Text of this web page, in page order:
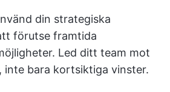
din strategiska
förutse framtida
Led ditt team mot
inte bara kortsiktiga vinster.